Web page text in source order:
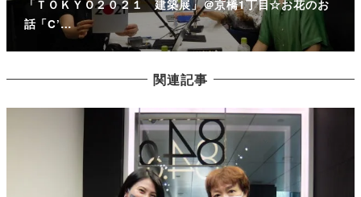
「ＴＯＫＹＯ２０２１ 建築展」＠京橋1丁目☆お花のお
話「C’…
関連記事